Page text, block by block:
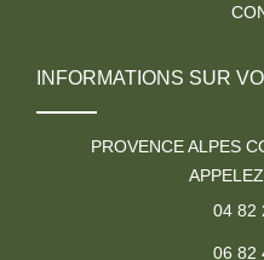
INFORMATIONS SUR
PROVENCE ALPES
04 82
06 82